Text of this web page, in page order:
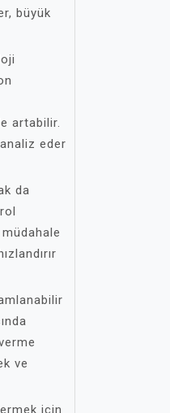
büyük
artabilir.
eder
da
ve
için